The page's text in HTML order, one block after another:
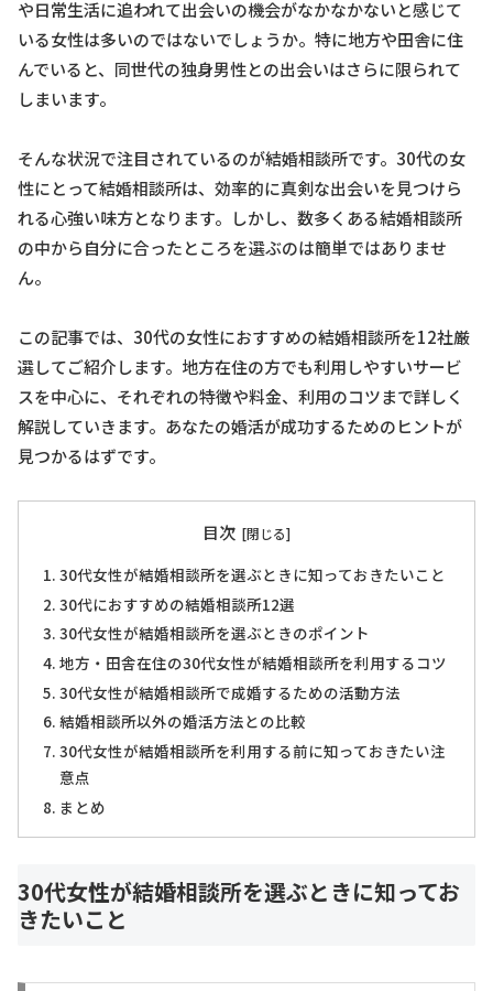
や日常生活に追われて出会いの機会がなかなかないと感じて
いる女性は多いのではないでしょうか。特に地方や田舎に住
んでいると、同世代の独身男性との出会いはさらに限られて
しまいます。
そんな状況で注目されているのが結婚相談所です。30代の女
性にとって結婚相談所は、効率的に真剣な出会いを見つけら
れる心強い味方となります。しかし、数多くある結婚相談所
の中から自分に合ったところを選ぶのは簡単ではありませ
ん。
この記事では、30代の女性におすすめの結婚相談所を12社厳
選してご紹介します。地方在住の方でも利用しやすいサービ
スを中心に、それぞれの特徴や料金、利用のコツまで詳しく
解説していきます。あなたの婚活が成功するためのヒントが
見つかるはずです。
目次
30代女性が結婚相談所を選ぶときに知っておきたいこと
30代におすすめの結婚相談所12選
30代女性が結婚相談所を選ぶときのポイント
地方・田舎在住の30代女性が結婚相談所を利用するコツ
30代女性が結婚相談所で成婚するための活動方法
結婚相談所以外の婚活方法との比較
30代女性が結婚相談所を利用する前に知っておきたい注
意点
まとめ
30代女性が結婚相談所を選ぶときに知ってお
きたいこと